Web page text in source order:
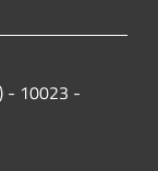
- 10023 -